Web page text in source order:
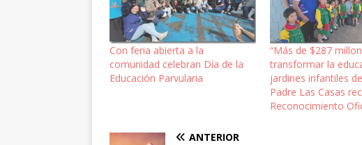
Con feria abierta a la
comunidad celebran Día de la
Educación Parvularia
“Más de $287
transformar la
jardines infantiles
Padre Las Casas
Reconocimiento
ANTERIOR